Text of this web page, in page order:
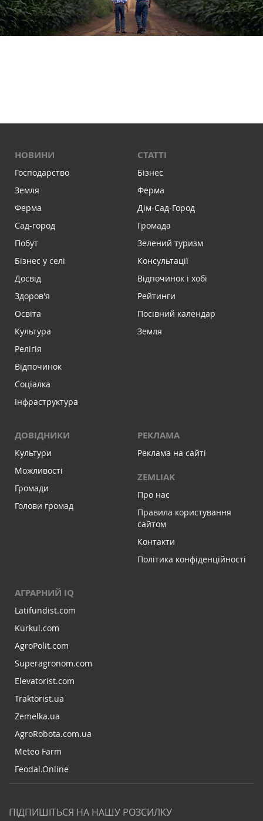
НОВИНИ
Господарство
Земля
Ферма
Сад-город
Побут
Бізнес у селі
Досвід
Здоров'я
Освіта
Культура
Релігія
Відпочинок
Соціалка
Інфраструктура
СТАТТІ
Бізнес
Ферма
Дім-Сад-Город
Громада
Зелений туризм
Консультації
Відпочинок і хобі
Рейтинги
Посівний календар
Земля
ДОВІДНИКИ
Культури
Можливості
Громади
Голови громад
РЕКЛАМА
Реклама на сайті
ZEMLIAK
Про нас
Правила користування
сайтом
Контакти
Політика конфіденційності
АГРАРНИЙ IQ
Latifundist.com
Kurkul.com
AgroPolit.com
Superagronom.com
Elevatorist.com
Traktorist.ua
Zemelka.ua
AgroRobota.com.ua
Meteo Farm
Feodal.Online
ПІДПИШІТЬСЯ НА НАШУ РОЗСИЛКУ